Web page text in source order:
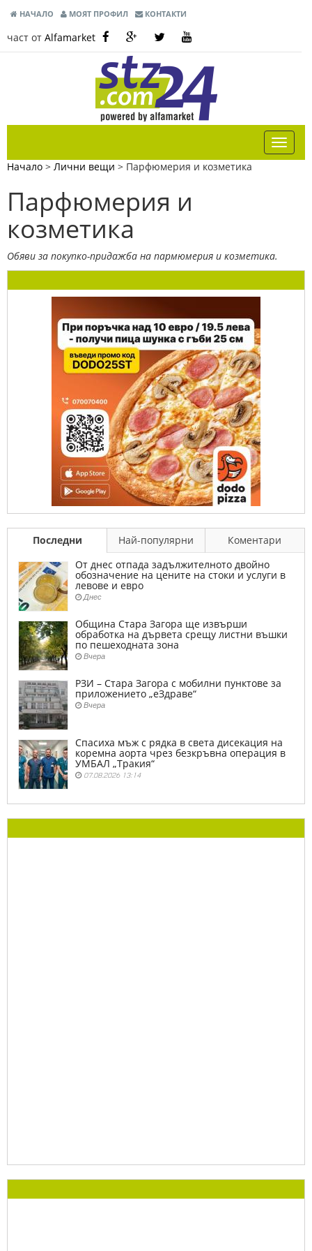
НАЧАЛО МОЯТ ПРОФИЛ КОНТАКТИ
част от Alfamarket
Начало > Лични вещи > Парфюмерия и козметика
Парфюмерия и
козметика
Обяви за покупко-придажба на пармюмерия и козметика.
Последни Най-популярни
Коментари
От днес отпада задължителното двойно
обозначение на цените на стоки и услуги в
левове и евро
Днес
Община Стара Загора ще извърши
обработка на дървета срещу листни въшки
по пешеходната зона
Вчера
РЗИ – Стара Загора с мобилни пунктове за
приложението „еЗдраве“
Вчера
Спасиха мъж с рядка в света дисекация на
коремна аорта чрез безкръвна операция в
УМБАЛ „Тракия“
07.08.2026 13:14